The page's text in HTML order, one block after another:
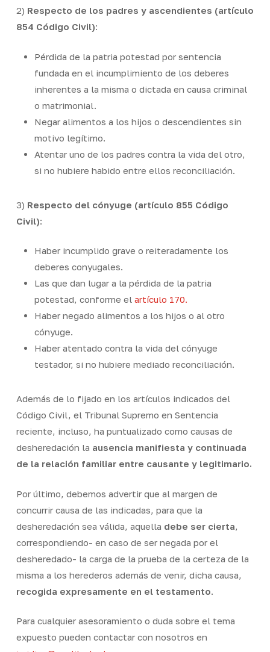
2) Respecto de los padres y ascendientes (artículo
854 Código Civil):
Pérdida de la patria potestad por sentencia
fundada en el incumplimiento de los deberes
inherentes a la misma o dictada en causa criminal
o matrimonial.
Negar alimentos a los hijos o descendientes sin
motivo legítimo.
Atentar uno de los padres contra la vida del otro,
si no hubiere habido entre ellos reconciliación.
3) Respecto del cónyuge (artículo 855 Código
Civil):
Haber incumplido grave o reiteradamente los
deberes conyugales.
Las que dan lugar a la pérdida de la patria
potestad, conforme el artículo 170.
Haber negado alimentos a los hijos o al otro
cónyuge.
Haber atentado contra la vida del cónyuge
testador, si no hubiere mediado reconciliación.
Además de lo fijado en los artículos indicados del
Código Civil, el Tribunal Supremo en Sentencia
reciente, incluso, ha puntualizado como causas de
desheredación la ausencia manifiesta y continuada
de la relación familiar entre causante y legitimario.
Por último, debemos advertir que al margen de
concurrir causa de las indicadas, para que la
desheredación sea válida, aquella debe ser cierta
correspondiendo- en caso de ser negada por el
desheredado- la carga de la prueba de la certeza de la
misma a los herederos además de venir, dicha causa,
recogida expresamente en el testamento
Para cualquier asesoramiento o duda sobre el tema
expuesto pueden contactar con nosotros en